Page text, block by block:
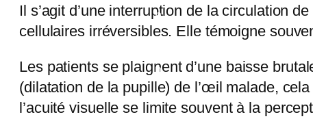
Il s’agit d’une interruption de la circulation
cellulaires irréversibles. Elle témoigne
Les patients se plaignent d’une baisse
(dilatation de la pupille) de l’œil malade,
l’acuité visuelle se limite souvent à la